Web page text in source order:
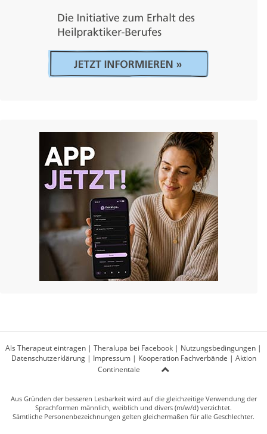
Als Therapeut eintragen | Theralupa bei Facebook | Nutzungsbedingungen |
Datenschutzerklärung| Impressum| Kooperation Fachverbände | Aktion
Continentale
Aus Gründen der besseren Lesbarkeit wird auf die gleichzeitige Verwendung der
Sprachformen männlich, weiblich und divers (m/w/d) verzichtet.
Sämtliche Personenbezeichnungen gelten gleichermaßen für alle Geschlechter.